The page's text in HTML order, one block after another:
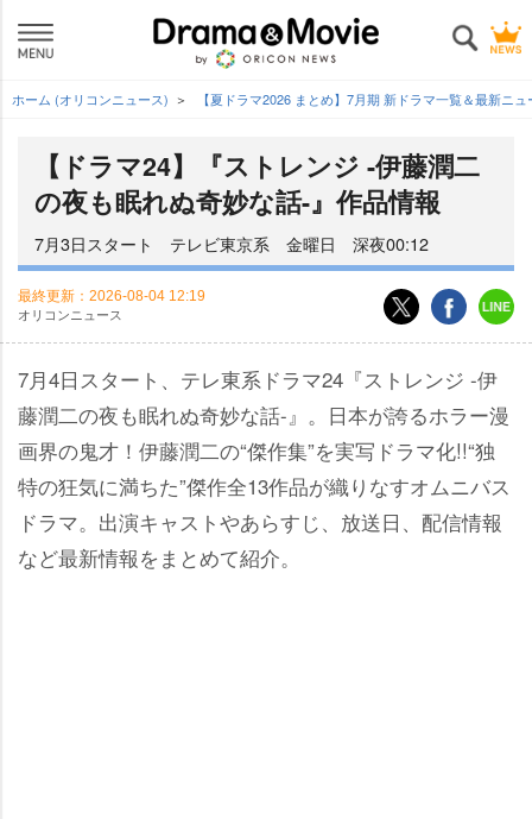
ホーム (オリコンニュース) 【夏ドラマ2026 まとめ】7月期 新ドラマ一覧＆最新ニ
【ドラマ24】『ストレンジ -伊藤潤二
の夜も眠れぬ奇妙な話-』作品情報
7月3日スタート テレビ東京系 金曜日 深夜00:12
最終更新： 2026-08-04 12:19
オリコンニュース
7月4日スタート、テレ東系ドラマ24『ストレンジ -伊
藤潤二の夜も眠れぬ奇妙な話-』。日本が誇るホラー漫
画界の鬼才！伊藤潤二の“傑作集”を実写ドラマ化!!“独
特の狂気に満ちた”傑作全13作品が織りなすオムニバス
ドラマ。出演キャストやあらすじ、放送日、配信情報
など最新情報をまとめて紹介。